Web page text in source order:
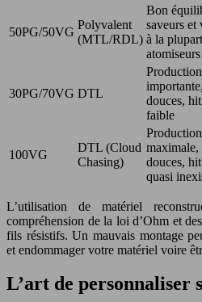
50PG/50VG
Polyvalent
(MTL/RDL)
Bon
saveurs et
à la
atomiseurs
30PG/70VG DTL
douces,
faible
100VG
DTL (Cloud
Chasing)
maximale,
douces,
quasi
L’utilisation de matériel
compréhension de la loi d’Ohm et
fils résistifs. Un mauvais montage
et endommager votre matériel voire
L’art de personnaliser